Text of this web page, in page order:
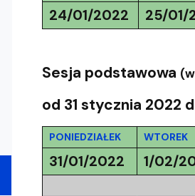
24/01/2022 25/01/
Sesja podstawowa
od 31 stycznia 2022
PONIEDZIAŁEK WTOREK
31/01/2022 1/02/